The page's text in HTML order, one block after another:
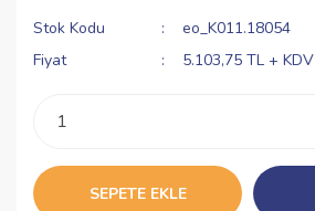
Stok Kodu
eo_K011.18054
Fiyat
5.103,75 TL + KDV
SEPETE EKLE